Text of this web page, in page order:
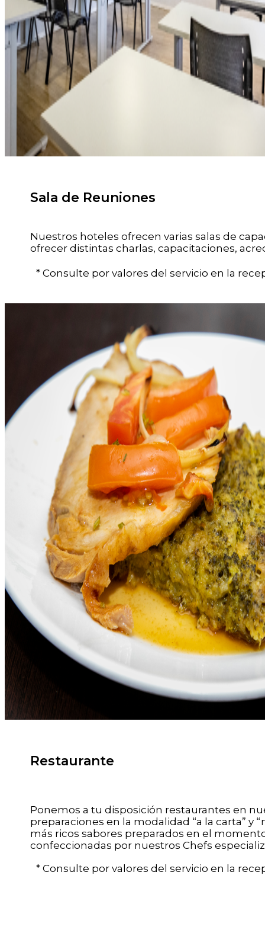
Sala de Reuniones
Nuestros hoteles ofrecen varias salas de
ofrecer distintas charlas, capacitaciones,
* Consulte por valores del servicio en la
Restaurante
Ponemos a tu disposición restaurantes en
preparaciones en la modalidad “a la carta” y
más ricos sabores preparados en el
confeccionadas por nuestros Chefs
* Consulte por valores del servicio en la